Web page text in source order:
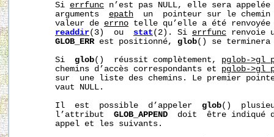
       Si
errfunc n’est pas NULL, elle sera
       arguments
epath
un  pointeur sur le
       valeur de
errno telle qu’elle a été
readdir(3)  ou stat (2). Si errfunc renvoie
GLOB_ERR est positionné, glob() se
       Si
glob()  réussit complètement, pglob-
       chemins d’accès correspondants et
pglob-
sur  une liste des chemins. Le premier
       vaut NULL.
       Il  est  possible  d’appeler
glob()
       l’attribut
GLOB_APPEND
doit  être indiqué
       appel et les suivants.